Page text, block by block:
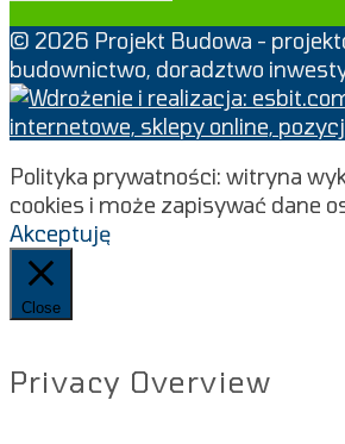
© 2026 Projekt Budowa -
budownictwo, doradztwo
Polityka prywatności: witryna
cookies i może zapisywać dane
Akceptuję
Close
Privacy Overview